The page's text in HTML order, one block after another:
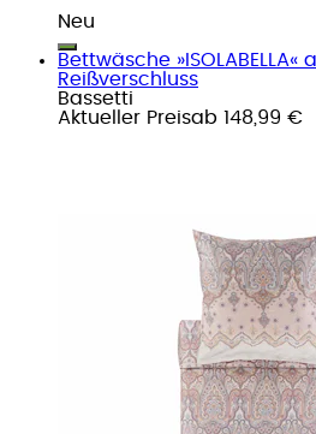
Neu
Bettwäsche
Reißverschluss
Bassetti
Aktueller Preisab 148,99 €